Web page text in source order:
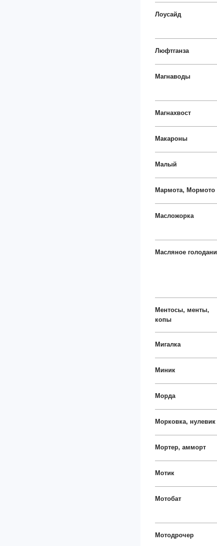
Лоусайд
Люфтганза
Магнаводы
Магнахвост
Макароны
Малый
Мармота, Мормото
Масложорка
Масляное
Ментосы, менты,
копы
Мигалка
Миник
Морда
Морковка, нулевик
Мортер, амморт
Мотик
Мотобат
Мотодрочер